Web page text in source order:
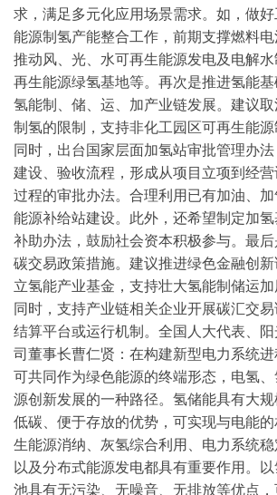
求，满足多元化应用场景需求。如，做
能源制氢产能整合工作，前期支撑燃料电
推动风、光、水可再生能源发电及电解
再生能源绿氢基地等。 再次是推进氢能
氢能制、储、运、加产业链发展。建议
制氢的限制，支持非化工园区可再生能源
同时，出台国家层面加氢站审批管理办法
建设、验收流程，形成从项目立项到经
过程的审批办法。合理利用已有加油、
能源补给站建设。此外，还希望制定加
补助办法，鼓励社会资本积极参与。 最后
碳交易政策措施。建议推进绿色金融创
立氢能产业基金，支持壮大氢能制储运加
同时，支持产业链相关企业开展碳汇交
结算平台或运行机制。 全国人大代表、
司董事长曹仁贤： 在构建新型电力系统
可共同作为绿色能源的终端形态，电氢
源创新发展的一种路径。氢储能具有大
低碳、便于存放的优势，可实现与电能
生能源消纳、灰氢综合利用、电力系统
以及分布式能源发电都具有重要作用。
池具有无污染、无噪音、无排放等优点